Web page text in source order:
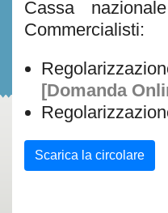
Cassa
Commercialisti:
[Domanda
Scarica la circolare